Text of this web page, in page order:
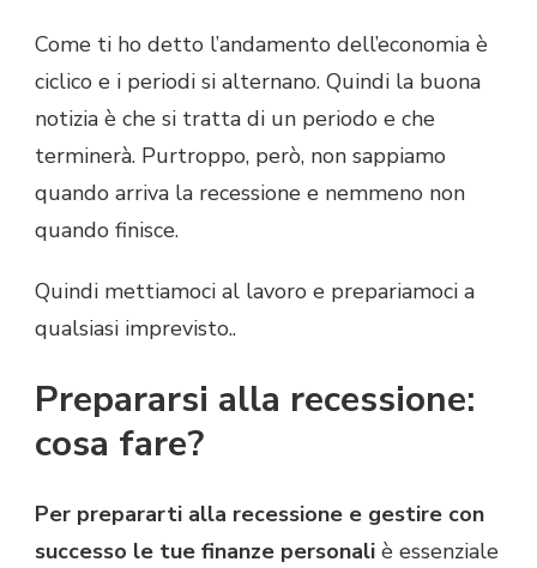
Come ti ho detto l’andamento dell’economia è
ciclico e i periodi si alternano. Quindi la buona
notizia è che si tratta di un periodo e che
terminerà. Purtroppo, però, non sappiamo
quando arriva la recessione e nemmeno non
quando finisce.
Quindi mettiamoci al lavoro e prepariamoci a
qualsiasi imprevisto..
Prepararsi alla recessione:
cosa fare?
Per prepararti alla recessione e gestire con
successo le tue finanze personali è essenziale